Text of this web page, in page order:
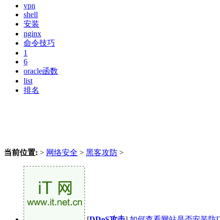
vpn
shell
安装
nginx
命令技巧
1
6
oracle函数
list
排名
当前位置: > 网络安全 > 黑客攻防 >